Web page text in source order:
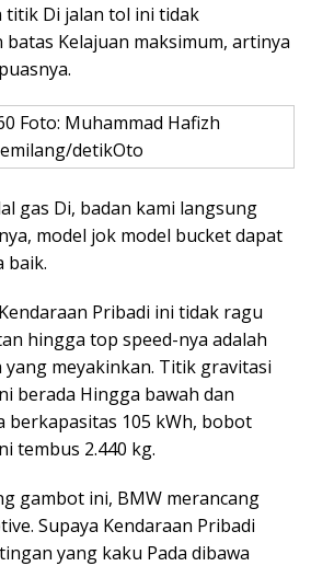
titik Di jalan tol ini tidak
Kelajuan maksimum, artinya
Foto: Muhammad Hafizh
detikOto
gas Di, badan kami langsung
model jok model bucket dapat
baik.
Pribadi ini tidak ragu
hingga top speed-nya adalah
meyakinkan. Titik gravitasi
berada Hingga bawah dan
berkapasitas 105 kWh, bobot
tembus 2.440 kg.
gambot ini, BMW merancang
Supaya Kendaraan Pribadi
yang kaku Pada dibawa